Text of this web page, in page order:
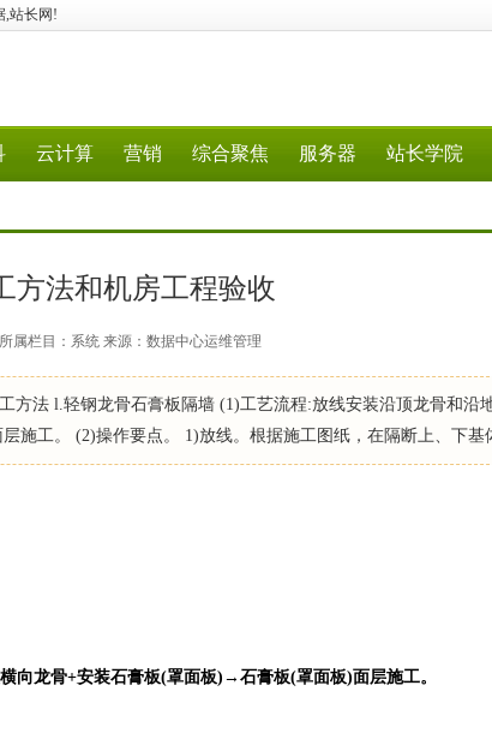
,站长网!
云计算 营销 综合聚焦 服务器 站长学院
方法和机房工程验收
属栏目：系统 来源：数据中心运维管理
方法 l.轻钢龙骨石膏板隔墙 (1)工艺流程:放线安装沿顶龙骨和沿
施工。 (2)操作要点。 1)放线。根据施工图纸，在隔断上、下基
龙骨+安装石膏板(罩面板)→石膏板(罩面板)面层施工。